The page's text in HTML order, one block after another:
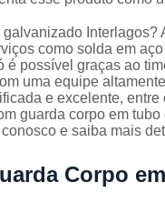
Guarda
corpos
carbono
Guarda
ferro
Guarda
corpos
Guarda
como solda em
é possível graças ao
uma equipe
e excelente,
guarda corpo em
e saiba mais
Corpo